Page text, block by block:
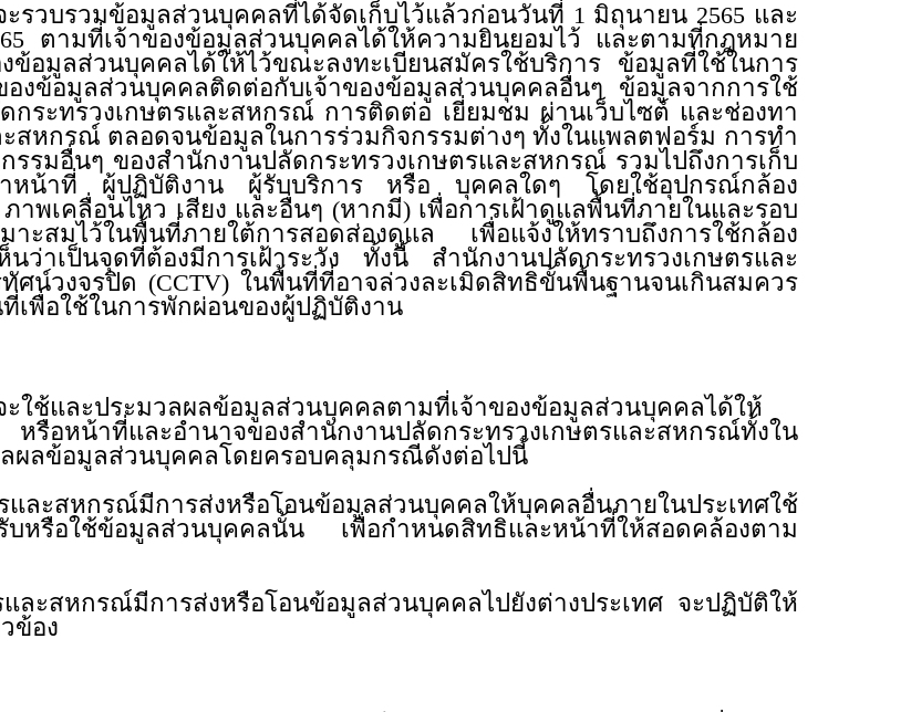
รวบรวมข้อมูลส่วนบุคคลที่ได้จัดเก็บไว้แล้วก่อนวันที่ 1 มิถุนายน 2565 และ
ตามที่เจ้าของข้อมูลส่วนบุคคลได้ให้ความยินยอมไว้ และตามที่กฎหมาย
มูลส่วนบุคคลได้ให้ไว้ขณะลงทะเบียนสมัครใช้บริการ ข้อมูลที่ใช้ในการ
งข้อมูลส่วนบุคคลติดต่อกับเจ้าของข้อมูลส่วนบุคคลอื่นๆ ข้อมูลจากการใช้
ระทรวงเกษตรและสหกรณ์ การติดต่อ เยี่ยมชม ผ่านเว็บไซต์ และช่องทา
สหกรณ์ ตลอดจนข้อมูลในการร่วมกิจกรรมต่างๆ ทั้งในแพลตฟอร์ม การทำ
รมอื่นๆ ของสำนักงานปลัดกระทรวงเกษตรและสหกรณ์ รวมไปถึงการเก็บ
าหน้าที่ ผู้ปฏิบัติงาน ผู้รับบริการ หรือ บุคคลใดๆ โดยใช้อุปกรณ์กล้อง
าพเคลื่อนไหว เสียง และอื่นๆ (หากมี) เพื่อการเฝ้าดูแลพื้นที่ภายในและรอบ
สมไว้ในพื้นที่ภายใต้การสอดส่องดูแล เพื่อแจ้งให้ทราบถึงการใช้กล้อง
าเป็นจุดที่ต้องมีการเฝ้าระวัง ทั้งนี้ สำนักงานปลัดกระทรวงเกษตรและ
น์วงจรปิด (CCTV) ในพื้นที่ที่อาจล่วงละเมิดสิทธิขั้นพื้นฐานจนเกินสมควร
ที่เพื่อใช้ในการพักผ่อนของผู้ปฏิบัติงาน
ใช้และประมวลผลข้อมูลส่วนบุคคลตามที่เจ้าของข้อมูลส่วนบุคคลได้ให้
อหน้าที่และอำนาจของสำนักงานปลัดกระทรวงเกษตรและสหกรณ์ทั้งใน
วลผลข้อมูลส่วนบุคคลโดยครอบคลุมกรณีดังต่อไปนี้
สหกรณ์มีการส่งหรือโอนข้อมูลส่วนบุคคลให้บุคคลอื่นภายในประเทศใช้
หรือใช้ข้อมูลส่วนบุคคลนั้น เพื่อกำหนดสิทธิและหน้าที่ให้สอดคล้องตาม
สหกรณ์มีการส่งหรือโอนข้อมูลส่วนบุคคลไปยังต่างประเทศ จะปฏิบัติให้
กี่ยวข้อง